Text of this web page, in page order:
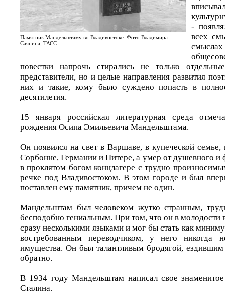
Памятник Мандельштаму во Владивостоке. Фото Владимира
Саяпина, ТАСС
-
всех
повестки напрочь стирались не только
представители, но и целые направления развития
них и такие, кому было суждено попасть в
десятилетия.
15 января российская литературная среда
рождения Осипа Эмильевича Мандельштама.
Он появился на свет в Варшаве, в купеческой семье,
Сорбонне, Германии и Питере, а умер от душевного и
в проклятом богом концлагере с трудно
речке под Владивостоком. В этом городе и был
поставлен ему памятник, причем не один.
Мандельштам был человеком жутко странным,
бесподобно гениальным. При том, что он в молодости
сразу несколькими языками и мог бы стать как
востребованным переводчиком, у него
имущества. Он был талантливым бродягой,
обратно.
В 1934 году Мандельштам написал свое знаменитое
Сталина.